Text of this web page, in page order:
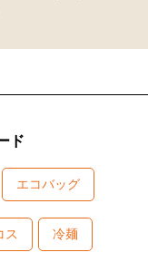
ド
エコバッグ
ス 冷麺